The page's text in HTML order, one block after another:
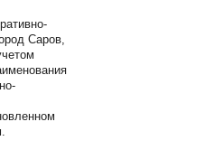
Саров,